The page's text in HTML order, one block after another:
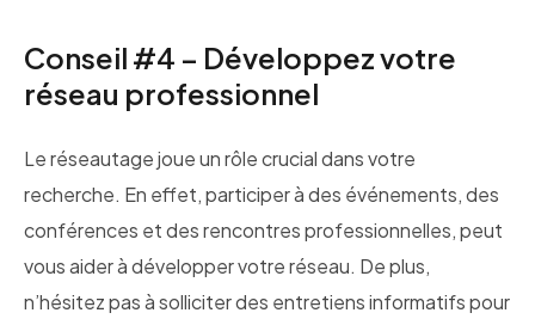
Conseil #4 – Développez votre
réseau professionnel
Le réseautage joue un rôle crucial dans votre
recherche. En effet, participer à des événements, des
conférences et des rencontres professionnelles, peut
vous aider à développer votre réseau. De plus,
n’hésitez pas à solliciter des entretiens informatifs pour